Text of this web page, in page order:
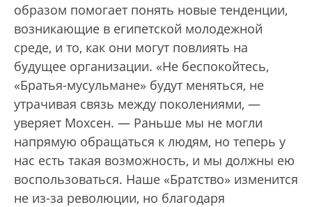
образом помогает понять новые тенденции,
возникающие в египетской молодежной
среде, и то, как они могут повлиять на
будущее организации. «Не беспокойтесь,
«Братья-мусульмане» будут меняться, не
утрачивая связь между поколениями, —
уверяет Мохсен. — Раньше мы не могли
напрямую обращаться к людям, но теперь у
нас есть такая возможность, и мы должны ею
воспользоваться. Наше «Братство» изменится
не из-за революции, но благодаря